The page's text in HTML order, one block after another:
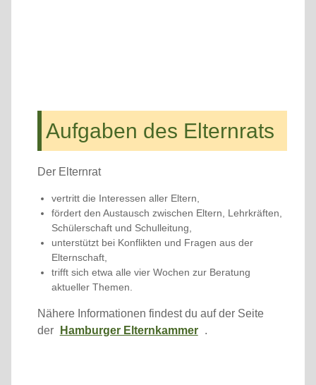
Aufgaben des Elternrats
Der Elternrat
vertritt die Interessen aller Eltern,
fördert den Austausch zwischen Eltern, Lehrkräften,
Schülerschaft und Schulleitung,
unterstützt bei Konflikten und Fragen aus der
Elternschaft,
trifft sich etwa alle vier Wochen zur Beratung
aktueller Themen.
Nähere Informationen findest du auf der Seite
der
Hamburger Elternkammer .